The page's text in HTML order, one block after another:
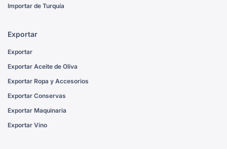
Importar de Turquía
Exportar
Exportar
Exportar Aceite de Oliva
Exportar Ropa y Accesorios
Exportar Conservas
Exportar Maquinaria
Exportar Vino